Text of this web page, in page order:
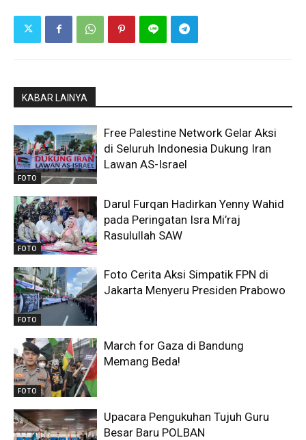
KABAR LAINYA
FOTO
Free Palestine Network Gelar Aksi
di Seluruh Indonesia Dukung Iran
Lawan AS-Israel
FOTO
Darul Furqan Hadirkan Yenny Wahid
pada Peringatan Isra Mi’raj
Rasulullah SAW
FOTO
Foto Cerita Aksi Simpatik FPN di
Jakarta Menyeru Presiden Prabowo
FOTO
March for Gaza di Bandung
Memang Beda!
Upacara Pengukuhan Tujuh Guru
Besar Baru POLBAN